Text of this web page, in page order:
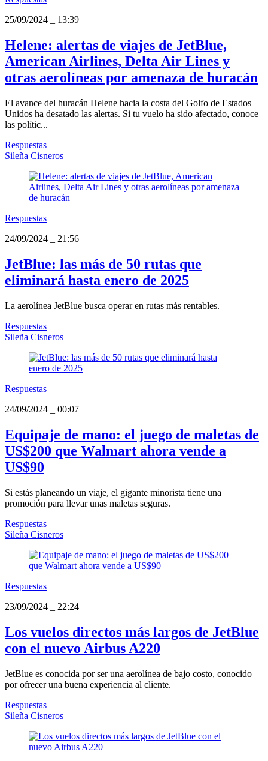
25/09/2024
13:39
Helene: alertas de viajes de JetBlue,
American Airlines, Delta Air Lines y
otras aerolíneas por amenaza de huracán
El avance del huracán Helene hacia la costa del Golfo de Estados
Unidos ha desatado las alertas. Si tu vuelo ha sido afectado, conoce
las polític...
Respuestas
Sileña Cisneros
Respuestas
24/09/2024
21:56
JetBlue: las más de 50 rutas que
eliminará hasta enero de 2025
La aerolínea JetBlue busca operar en rutas más rentables.
Respuestas
Sileña Cisneros
Respuestas
24/09/2024
00:07
Equipaje de mano: el juego de maletas de
US$200 que Walmart ahora vende a
US$90
Si estás planeando un viaje, el gigante minorista tiene una
promoción para llevar unas maletas seguras.
Respuestas
Sileña Cisneros
Respuestas
23/09/2024
22:24
Los vuelos directos más largos de JetBlue
con el nuevo Airbus A220
JetBlue es conocida por ser una aerolínea de bajo costo, conocido
por ofrecer una buena experiencia al cliente.
Respuestas
Sileña Cisneros